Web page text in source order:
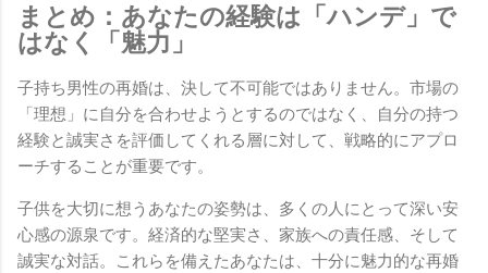
まとめ：あなたの経験は「ハンデ」で
はなく「魅力」
子持ち男性の再婚は、決して不可能ではありません。市場の
「理想」に自分を合わせようとするのではなく、自分の持つ
経験と誠実さを評価してくれる層に対して、戦略的にアプロ
ーチすることが重要です。
子供を大切に想うあなたの姿勢は、多くの人にとって深い安
心感の源泉です。経済的な堅実さ、家族への責任感、そして
誠実な対話。これらを備えたあなたは、十分に魅力的な再婚